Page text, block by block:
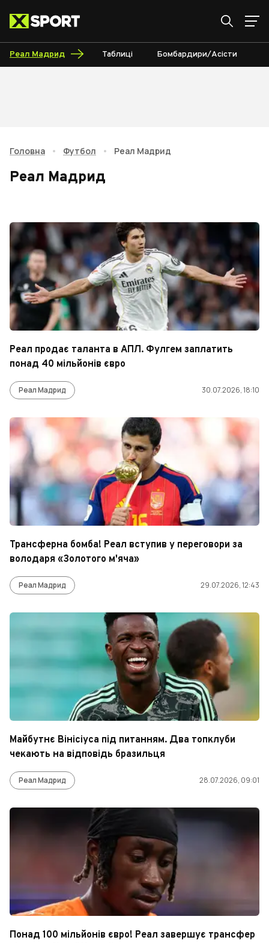
Реал Мадрид Таблиці Бомбардири/Асісти
Головна • Футбол • Реал Мадрид
Реал Мадрид
Реал продає таланта в АПЛ. Фулгем заплатить
понад 40 мільйонів євро
Реал Мадрид 30.07.2026, 18:10
Трансферна бомба! Реал вступив у переговори за
володаря «Золотого м'яча»
Реал Мадрид 29.07.2026, 12:43
Майбутнє Вінісіуса під питанням. Два топклуби
чекають на відповідь бразильця
Реал Мадрид 28.07.2026, 09:01
Понад 100 мільйонів євро! Реал завершує трансфер